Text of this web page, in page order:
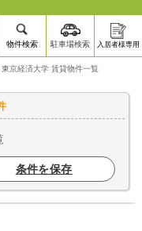
物件検索 駐車場検索 入居者様専用
東京経済大学 賃貸物件一覧
条件を保存